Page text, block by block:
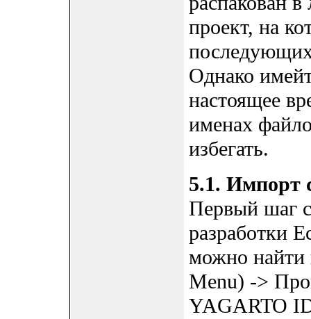
проект, на
Однако
настоящее
именах
избегать.
5.1. Импорт
Первый шаг
разработки
можно найти
Menu) ->
YAGARTO